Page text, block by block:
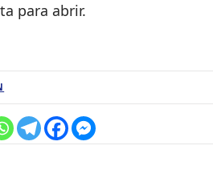
para abrir.